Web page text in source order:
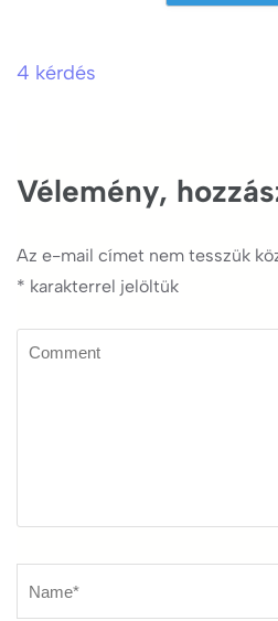
Bejegyzés
4 kérdés
Vélemény,
Az e-mail címet nem tesszük
* karakterrel jelöltük
Comment